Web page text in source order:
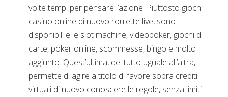
volte tempi per pensare l’azione. Piuttosto giochi
casino online di nuovo roulette live, sono
disponibili e le slot machine, videopoker, giochi di
carte, poker online, scommesse, bingo e molto
aggiunto. Quest’ultima, del tutto uguale all’altra,
permette di agire a titolo di favore sopra crediti
virtuali di nuovo conoscere le regole, senza limiti